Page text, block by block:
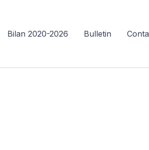
Bilan 2020-2026 Bulletin